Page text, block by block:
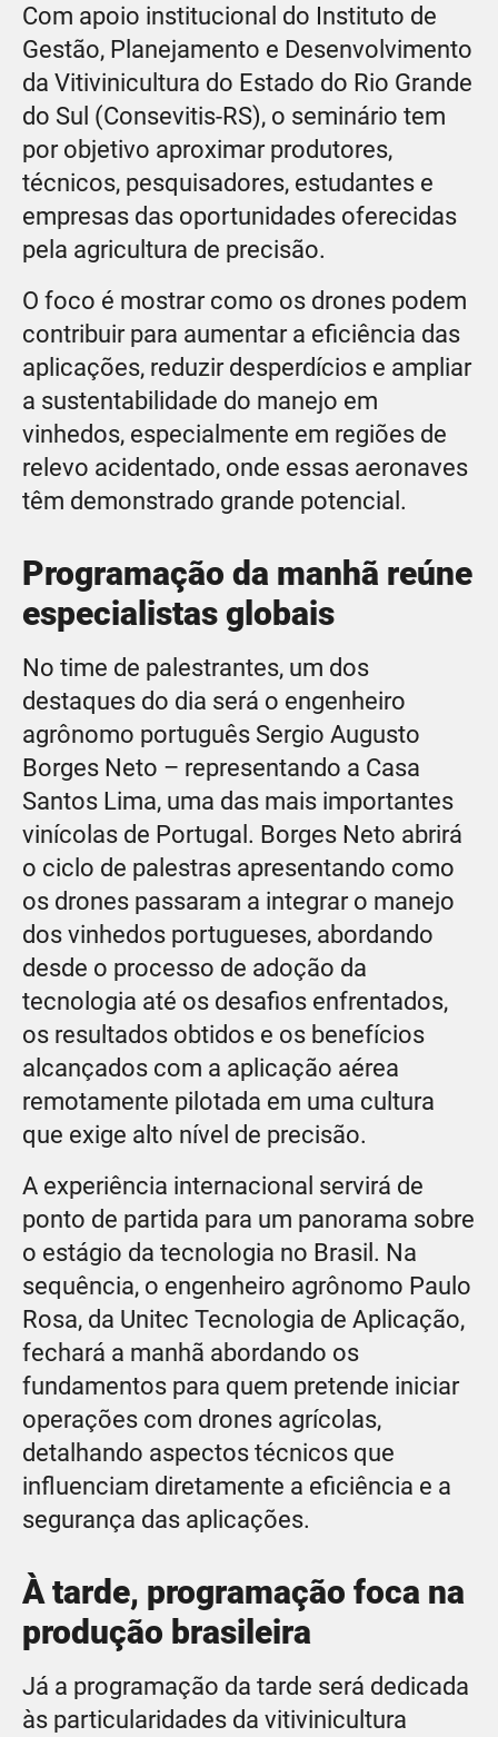
Com apoio institucional do Instituto de
Gestão, Planejamento e Desenvolvimento
da Vitivinicultura do Estado do Rio Grande
do Sul (Consevitis-RS), o seminário tem
por objetivo aproximar produtores,
técnicos, pesquisadores, estudantes e
empresas das oportunidades oferecidas
pela agricultura de precisão.
O foco é mostrar como os drones podem
contribuir para aumentar a eficiência das
aplicações, reduzir desperdícios e ampliar
a sustentabilidade do manejo em
vinhedos, especialmente em regiões de
relevo acidentado, onde essas aeronaves
têm demonstrado grande potencial.
Programação da manhã reúne
especialistas globais
No time de palestrantes, um dos
destaques do dia será o engenheiro
agrônomo português Sergio Augusto
Borges Neto – representando a Casa
Santos Lima, uma das mais importantes
vinícolas de Portugal. Borges Neto abrirá
o ciclo de palestras apresentando como
os drones passaram a integrar o manejo
dos vinhedos portugueses, abordando
desde o processo de adoção da
tecnologia até os desafios enfrentados,
os resultados obtidos e os benefícios
alcançados com a aplicação aérea
remotamente pilotada em uma cultura
que exige alto nível de precisão.
A experiência internacional servirá de
ponto de partida para um panorama sobre
o estágio da tecnologia no Brasil. Na
sequência, o engenheiro agrônomo Paulo
Rosa, da Unitec Tecnologia de Aplicação,
fechará a manhã abordando os
fundamentos para quem pretende iniciar
operações com drones agrícolas,
detalhando aspectos técnicos que
influenciam diretamente a eficiência e a
segurança das aplicações.
À tarde, programação foca na
produção brasileira
Já a programação da tarde será dedicada
às particularidades da vitivinicultura